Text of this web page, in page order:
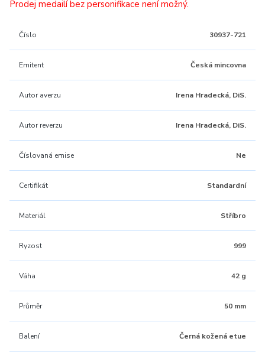
Prodej medailí bez personifikace není možný.
Číslo 30937-721
Emitent Česká mincovna
Autor averzu Irena Hradecká, DiS.
Autor reverzu Irena Hradecká, DiS.
Číslovaná emise Ne
Certifikát Standardní
Materiál Stříbro
Ryzost 999
Váha 42 g
Průměr 50 mm
Balení Černá kožená etue